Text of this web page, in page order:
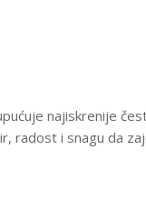
najiskrenije
radost i snagu da